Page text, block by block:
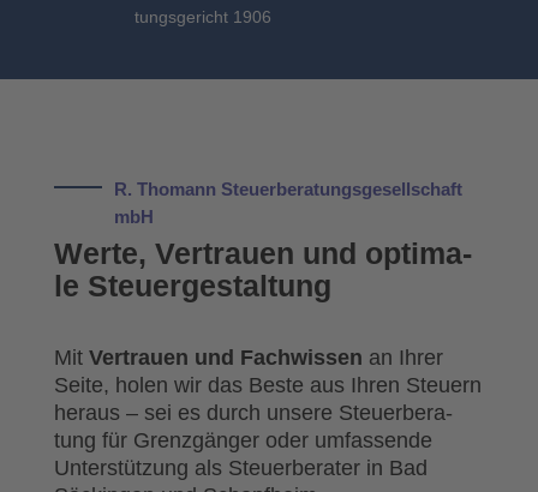
tungs­ge­richt 1906
R. Tho­mann Steu­er­be­ra­tungs­ge­sell­schaft
mbH
Wer­te, Ver­trau­en und opti­ma­
le Steu­er­ge­stal­tung
Mit Ver­trau­en und Fach­wis­sen an Ihrer
Sei­te, holen wir das Bes­te aus Ihren Steu­ern
her­aus – sei es durch unse­re Steu­er­be­ra­
tung für Grenz­gän­ger oder umfas­sen­de
Unter­stüt­zung als Steu­er­be­ra­ter in Bad